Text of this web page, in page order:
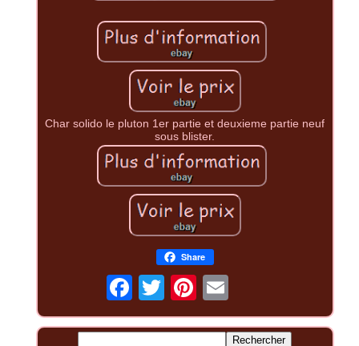
Char solido le pluton 1er partie et deuxieme partie neuf
sous blister.
Share